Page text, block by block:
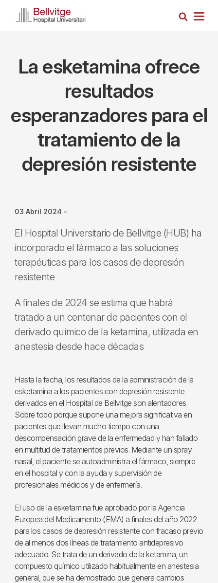
Busca
La esketamina ofrece
resultados
esperanzadores para el
tratamiento de la
depresión resistente
03 Abril 2024 -
El Hospital Universitario de Bellvitge (HUB) ha
incorporado el fármaco a las soluciones
terapéuticas para los casos de depresión
resistente
A finales de 2024 se estima que habrá
tratado a un centenar de pacientes con el
derivado químico de la ketamina, utilizada en
anestesia desde hace décadas
Hasta la fecha, los resultados de la administración de la
esketamina a los pacientes con depresión resistente
derivados en el Hospital de Bellvitge son alentadores.
Sobre todo porque supone una mejora significativa en
pacientes que llevan mucho tiempo con una
descompensación grave de la enfermedad y han fallado
en multitud de tratamientos previos. Mediante un spray
nasal, el paciente se autoadministra el fármaco, siempre
en el hospital y con la ayuda y supervisión de
profesionales médicos y de enfermería.
El uso de la esketamina fue aprobado por la Agencia
Europea del Medicamento (EMA) a finales del año 2022
para los casos de depresión resistente con fracaso previo
de al menos dos líneas de tratamiento antidepresivo
adecuado. Se trata de un derivado de la ketamina, un
compuesto químico utilizado habitualmente en anestesia
general, que se ha demostrado que genera cambios